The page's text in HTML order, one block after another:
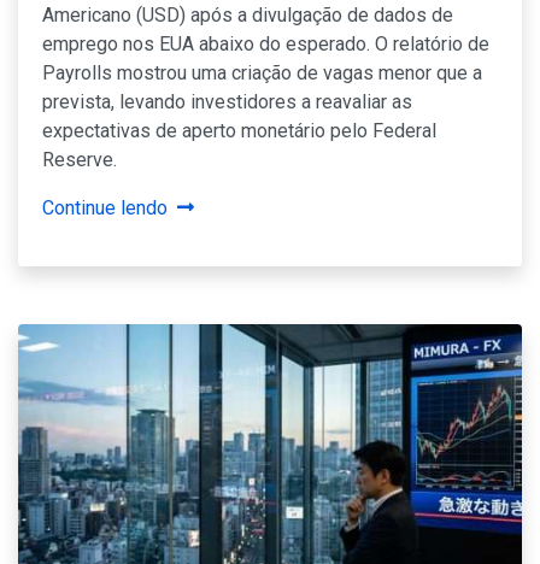
Americano (USD) após a divulgação de dados de
emprego nos EUA abaixo do esperado. O relatório de
Payrolls mostrou uma criação de vagas menor que a
prevista, levando investidores a reavaliar as
expectativas de aperto monetário pelo Federal
Reserve.
Continue lendo